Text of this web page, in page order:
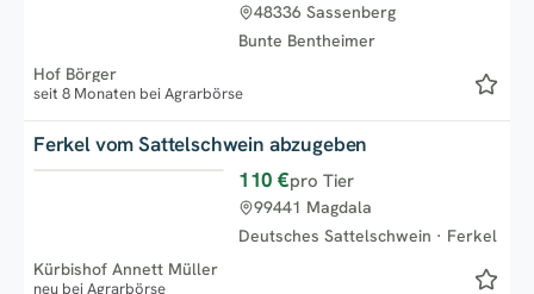
Bunte Bentheimer
48336 Sassenberg
Hof Börger
seit 8 Monaten bei Agrarbörse
Ferkel vom Sattelschwein abzugeben
110 €pro Tier
Deutsches Sattelschwein · Ferkel
99441 Magdala
Kürbishof Annett Müller
neu bei Agrarbörse